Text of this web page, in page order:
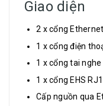
Giao diện
2 x cổng
1 x cổng điện
1 x cổng tai
1 x cổng EHS
Cấp nguồn qua